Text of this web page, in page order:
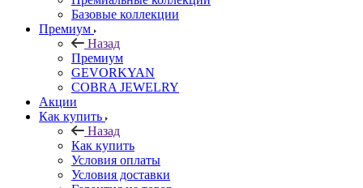
Базовые коллекции
Премиум
Назад
Премиум
GEVORKYAN
COBRA JEWELRY
Акции
Как купить
Назад
Как купить
Условия оплаты
Условия доставки